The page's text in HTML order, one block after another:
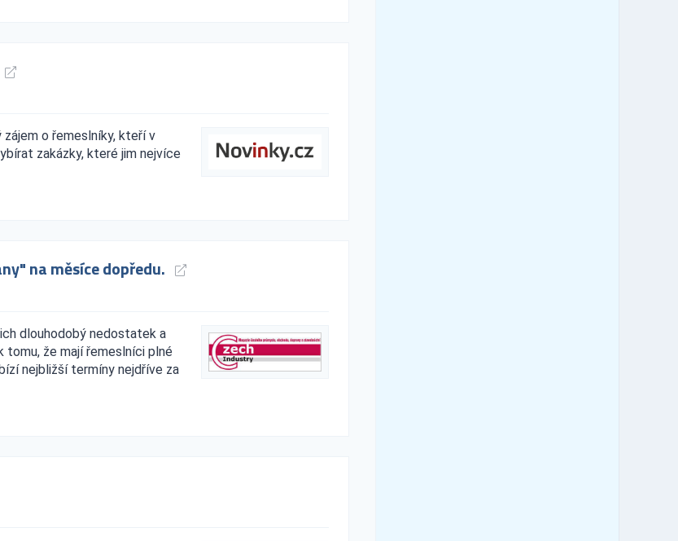
o řemeslníky, kteří v
zakázky, které jim nejvíce
na měsíce dopředu.
dlouhodobý nedostatek a
tomu, že mají řemeslníci plné
nejbližší termíny nejdříve za